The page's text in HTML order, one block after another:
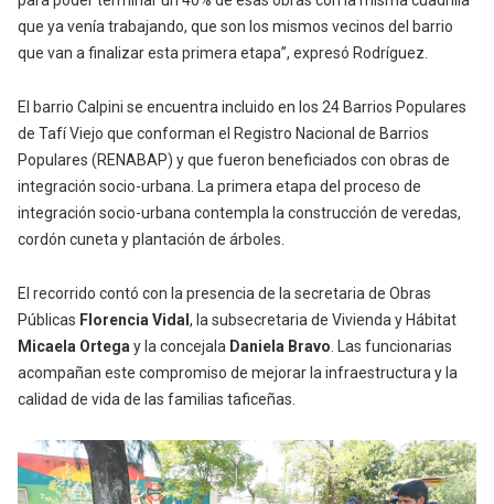
que ya venía trabajando, que son los mismos vecinos del barrio
que van a finalizar esta primera etapa”, expresó Rodríguez.
El barrio Calpini se encuentra incluido en los 24 Barrios Populares
de Tafí Viejo que conforman el Registro Nacional de Barrios
Populares (RENABAP) y que fueron beneficiados con obras de
integración socio-urbana. La primera etapa del proceso de
integración socio-urbana contempla la construcción de veredas,
cordón cuneta y plantación de árboles.
El recorrido contó con la presencia de la secretaria de Obras
Públicas FlorenciaVidal , la subsecretaria de Vivienda y Hábitat
Micaela Ortegay la concejala Daniela Bravo. Las funcionarias
acompañan este compromiso de mejorar la infraestructura y la
calidad de vida de las familias taficeñas.